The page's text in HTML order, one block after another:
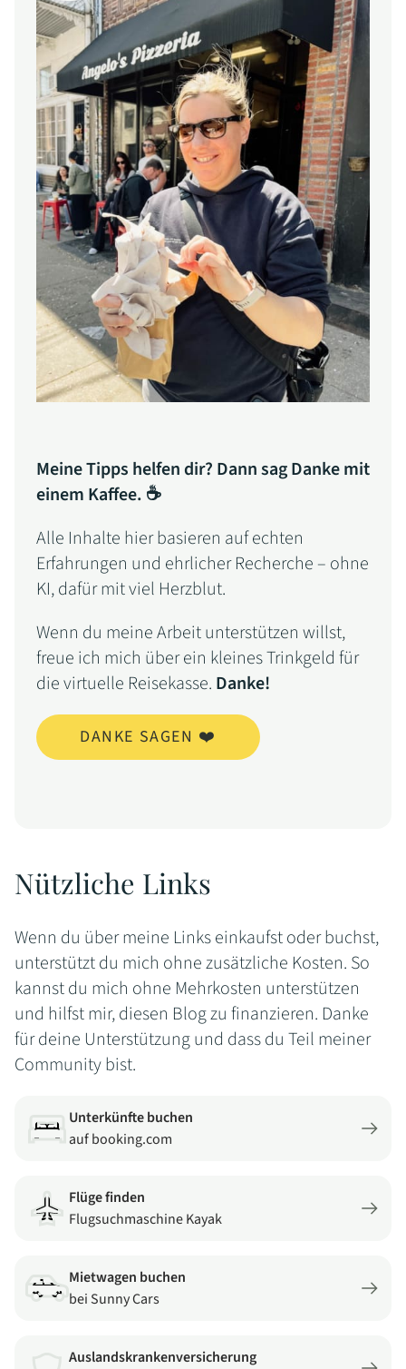
Meine Tipps helfen dir? Dann sag Danke mit
einem Kaffee. ☕
Alle Inhalte hier basieren auf echten
Erfahrungen und ehrlicher Recherche – ohne
KI, dafür mit viel Herzblut.
Wenn du meine Arbeit unterstützen willst,
freue ich mich über ein kleines Trinkgeld für
die virtuelle Reisekasse. Danke!
DANKE SAGEN ❤️
Nützliche Links
Wenn du über meine Links einkaufst oder buchst,
unterstützt du mich ohne zusätzliche Kosten. So
kannst du mich ohne Mehrkosten unterstützen
und hilfst mir, diesen Blog zu finanzieren. Danke
für deine Unterstützung und dass du Teil meiner
Community bist.
Unterkünfte buchen
auf booking.com
Flüge finden
Flugsuchmaschine Kayak
Mietwagen buchen
bei Sunny Cars
Auslands­kran­ken­ver­si­che­rung